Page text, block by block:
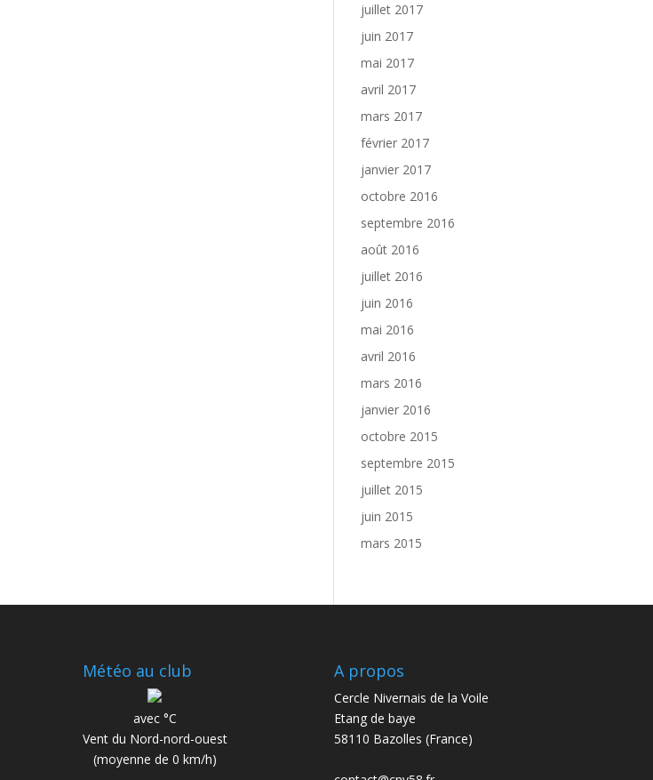
juillet 2017
juin 2017
mai 2017
avril 2017
mars 2017
février 2017
janvier 2017
octobre 2016
septembre 2016
août 2016
juillet 2016
juin 2016
mai 2016
avril 2016
mars 2016
janvier 2016
octobre 2015
septembre 2015
juillet 2015
juin 2015
mars 2015
Météo au club
avec °C
Vent du Nord-nord-ouest
(moyenne de 0 km/h)
A propos
Cercle Nivernais de la Voile
Etang de baye
58110 Bazolles (France)